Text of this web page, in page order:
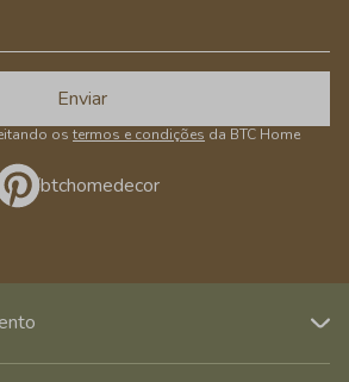
Enviar
os termos e condições da BTC Home
/btchomedecor